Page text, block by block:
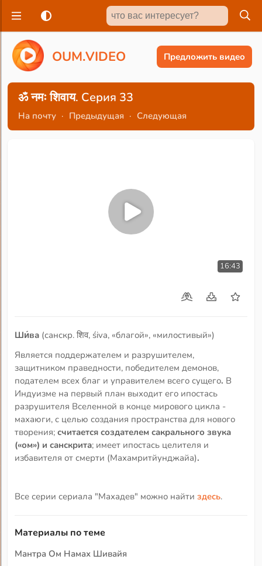
OUM.VIDEO Предложить видео
ॐ नमः शिवाय. Серия 33
На почту · Предыдущая · Следующая
16:43
Ши́ва (санскр. शिव, śiva, «благой», «милостивый»)
Является поддержателем и разрушителем,
защитником праведности, победителем демонов,
подателем всех благ и управителем всего сущего. В
Индуизме на первый план выходит его ипостась
разрушителя Вселенной в конце мирового цикла -
махаюги, с целью создания пространства для нового
творения;считается создателем сакрального звука
(«ом») и санскрита; имеет ипостась целителя и
избавителя от смерти (Махамритйунджайа).
Все серии сериала "Махадев" можно найтиздесь.
Материалы по теме
Мантра Ом Намах Шивайя